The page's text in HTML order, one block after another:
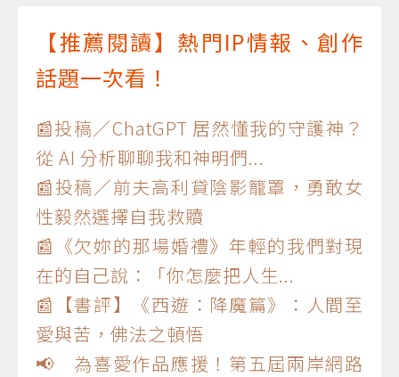
【推薦閱讀】熱門IP情報、創作
話題一次看！
📰投稿／ChatGPT 居然懂我的守護神？
從 AI 分析聊聊我和神明們...
📰投稿／前夫高利貸陰影籠罩，勇敢女
性毅然選擇自我救贖
📰《欠妳的那場婚禮》年輕的我們對現
在的自己說：「你怎麼把人生...
📰【書評】《西遊：降魔篇》：人間至
愛與苦，佛法之頓悟
📢 為喜愛作品應援！第五屆兩岸網路